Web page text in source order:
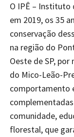
O IPÊ – Instituto
em 2019, os 35
conservação
na região do
Oeste de SP,
do Mico-Leão-
comportamento
comunidade,
florestal, que